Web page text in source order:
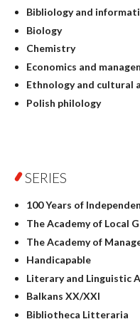
Bibliology and
Biology
Chemistry
Economics and
Ethnology and cultural
Polish philology
Geography
Linguistics
Judaica
Culture and art
Literary Studies
Mathematics
Pedagogy
Textbooks for foreigners
SERIES
100 Years of
The Academy of Local
The Academy of
Handicapable
Literary and Linguistic
Balkans XX/XXI
Bibliotheca Litteraria